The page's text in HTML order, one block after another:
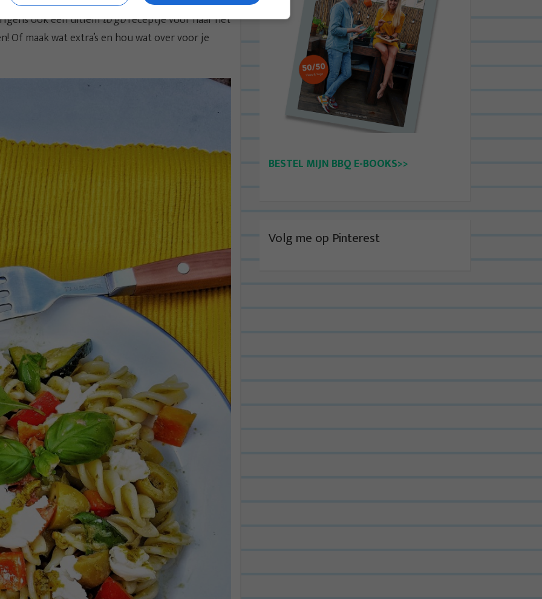
ook een ultiemto goreceptje voor naar het
Of maak wat extra’s en hou wat over voor je
BESTEL MIJN BBQ E-BOOKS>>
Volg me op Pinterest